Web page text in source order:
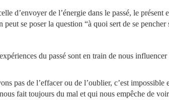
d’envoyer de l’énergie dans le passé, le
peut se poser la question “à quoi sert de se pencher
du passé sont en train de nous
pas de l’effacer ou de l’oublier, c’est
fait toujours du mal et qui nous empêche de